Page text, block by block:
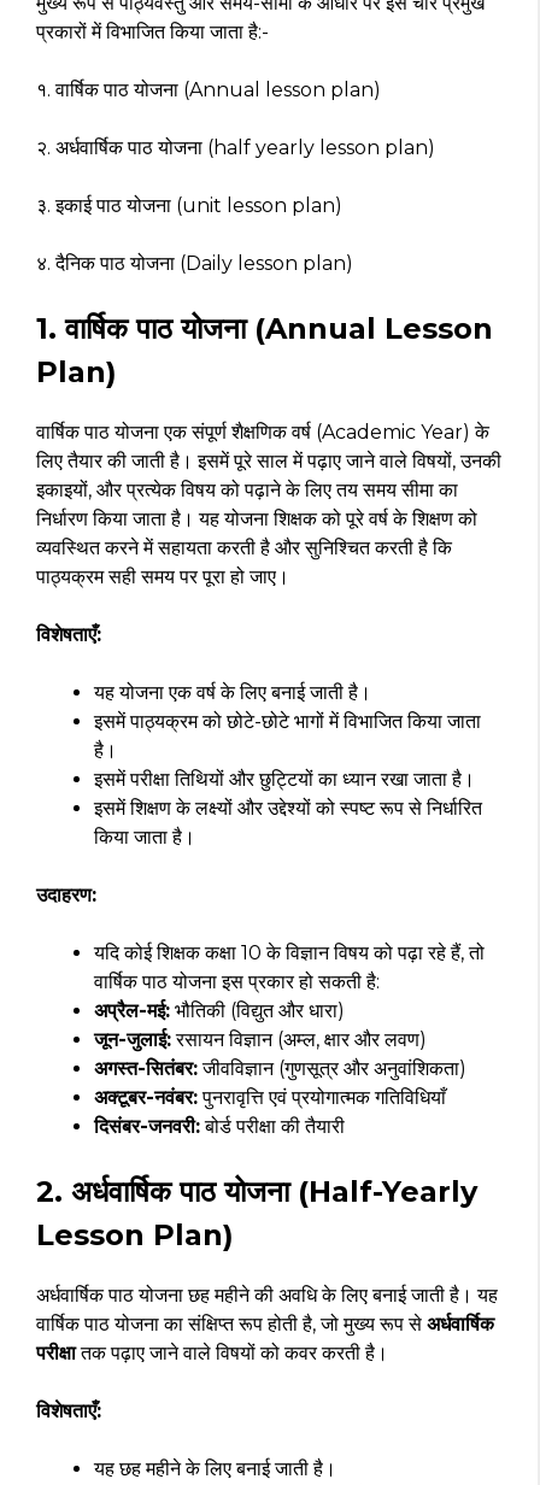
प्रकारों में विभाजित किया जाता है:-
१. वार्षिक पाठ योजना (Annual lesson plan)
२. अर्धवार्षिक पाठ योजना (half yearly lesson plan)
३. इकाई पाठ योजना (unit lesson plan)
४. दैनिक पाठ योजना (Daily lesson plan)
1. वार्षिक पाठ योजना (Annual Lesson
Plan)
वार्षिक पाठ योजना एक संपूर्ण शैक्षणिक वर्ष (Academic Year) के
लिए तैयार की जाती है। इसमें पूरे साल में पढ़ाए जाने वाले विषयों, उनकी
इकाइयों, और प्रत्येक विषय को पढ़ाने के लिए तय समय सीमा का
निर्धारण किया जाता है। यह योजना शिक्षक को पूरे वर्ष के शिक्षण को
व्यवस्थित करने में सहायता करती है और सुनिश्चित करती है कि
पाठ्यक्रम सही समय पर पूरा हो जाए।
विशेषताएँ:
यह योजना एक वर्ष के लिए बनाई जाती है।
इसमें पाठ्यक्रम को छोटे-छोटे भागों में विभाजित किया जाता
है।
इसमें परीक्षा तिथियों और छुट्टियों का ध्यान रखा जाता है।
इसमें शिक्षण के लक्ष्यों और उद्देश्यों को स्पष्ट रूप से निर्धारित
किया जाता है।
उदाहरण:
यदि कोई शिक्षक कक्षा 10 के विज्ञान विषय को पढ़ा रहे हैं, तो
वार्षिक पाठ योजना इस प्रकार हो सकती है:
अप्रैल-मई: भौतिकी (विद्युत और धारा)
जून-जुलाई:रसायन विज्ञान (अम्ल, क्षार और लवण)
अगस्त-सितंबर:जीवविज्ञान (गुणसूत्र और अनुवांशिकता)
अक्टूबर-नवंबर:पुनरावृत्ति एवं प्रयोगात्मक गतिविधियाँ
दिसंबर-जनवरी:बोर्ड परीक्षा की तैयारी
2. अर्धवार्षिक पाठ योजना (Half-Yearly
Lesson Plan)
अर्धवार्षिक पाठ योजना छह महीने की अवधि के लिए बनाई जाती है। यह
वार्षिक पाठ योजना का संक्षिप्त रूप होती है, जो मुख्य रूप से अर्धवार्षिक
परीक्षातक पढ़ाए जाने वाले विषयों को कवर करती है।
विशेषताएँ:
यह छह महीने के लिए बनाई जाती है।